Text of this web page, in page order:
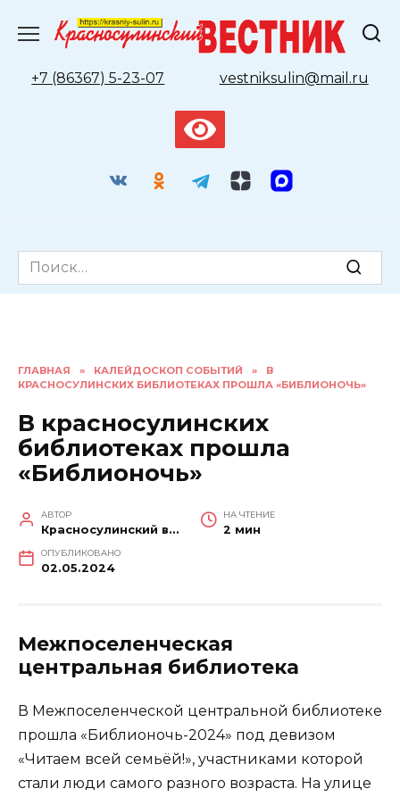
содержанию
+7 (86367) 5-23-07
vestniksulin@mail.ru
Search
for:
ГЛАВНАЯ » КАЛЕЙДОСКОП СОБЫТИЙ »
В
КРАСНОСУЛИНСКИХ БИБЛИОТЕКАХ ПРОШЛА «БИБЛИОНОЧЬ»
В красносулинских
библиотеках прошла
«Библионочь»
АВТОР
Красносулинский вестник
НА ЧТЕНИЕ
2 мин
ОПУБЛИКОВАНО
02.05.2024
Межпоселенческая
центральная библиотека
В Межпоселенческой центральной библиотеке
прошла «Библионочь-2024» под девизом
«Читаем всей семьёй!», участниками которой
стали люди самого разного возраста. На улице